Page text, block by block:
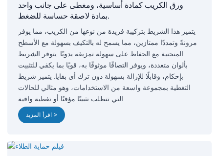
ورق الكريب كمادة أساسية، ومغطى على جانب واحد
بمادة لاصقة حساسة للضغط.
يتميز هذا الشريط بتركيبة فريدة من نوعها من الكريب، مما يوفر
مرونةً وتمددًا ممتازين، مما يسمح له بالتكيف بسهولة مع الأسطح
المنحنية مع الحفاظ على سهولة تمزيقه يدويًا. يتوفر الشريط
بألوان متعددة، ويوفر التصاقًا موثوقًا به، قويًا بما يكفي للتثبيت
بإحكام، وقابلًا للإزالة بسهولة دون ترك أي بقايا. يتميز شريط
التغطية بمجموعة واسعة من الاستخدامات، وهو مثالي للحالات
التي تتطلب تثبيتًا مؤقتًا أو تغطية واقية.
اقرأ المزيد >